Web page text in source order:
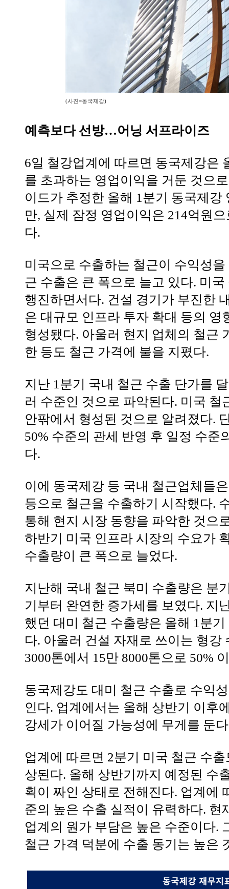
(사진=동국제강)
예측보다 선방…어닝 서프라이즈
6일 철강업계에 따르면 동국제강은
를 초과하는 영업이익을 거둔 것으
이드가 추정한 올해 1분기 동국제강
만, 실제 잠정 영업이익은 214억원
다.
미국으로 수출하는 철근이 수익성
근 수출은 큰 폭으로 늘고 있다. 미
행진하면서다. 건설 경기가 부진한
은 대규모 인프라 투자 확대 등의 영
형성됐다. 아울러 현지 업체의 철근
한 등도 철근 가격에 불을 지폈다.
지난 1분기 국내 철근 수출 단가를
러 수준인 것으로 파악된다. 미국 철
안팎에서 형성된 것으로 알려졌다.
50% 수준의 관세 반영 후 일정 수준
다.
이에 동국제강 등 국내 철근업체들
등으로 철근을 수출하기 시작했다.
통해 현지 시장 동향을 파악한 것으
하반기 미국 인프라 시장의 수요가
수출량이 큰 폭으로 늘었다.
지난해 국내 철근 북미 수출량은 분
기부터 완연한 증가세를 보였다. 지
했던 대미 철근 수출량은 올해 1분
다. 아울러 건설 자재로 쓰이는 형강
3000톤에서 15만 8000톤으로 50%
동국제강도 대미 철근 수출로 수익
인다. 업계에서는 올해 상반기 이후
강세가 이어질 가능성에 무게를 둔
업계에 따르면 2분기 미국 철근 수
상된다. 올해 상반기까지 예정된 수
획이 짜인 상태로 전해진다. 업계에
준의 높은 수출 실적이 유력하다. 현
업계의 원가 부담은 높은 수준이다.
철근 가격 덕분에 수출 동기는 높은